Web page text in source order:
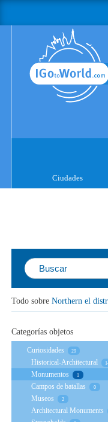
Ciudades
Todo sobre Northern el
Categorías objetos
Curiosidades 29
Historical-Architectural
Monumentos 1
Campos de batallas 0
Museos 2
Architectural Monuments